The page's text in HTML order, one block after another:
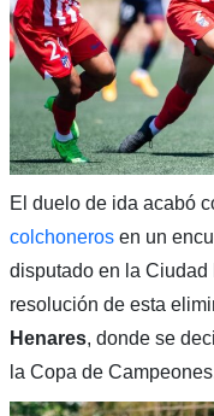
El duelo de ida acabó
colchonerosen un
disputado en la Ciudad
resolución de esta
Henares, donde se
la Copa de